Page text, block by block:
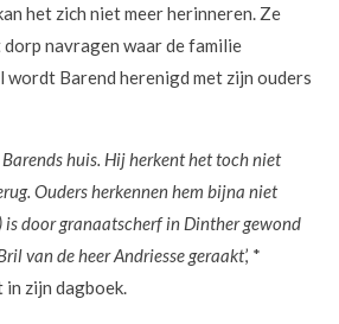
het zich niet meer herinneren. Ze
navragen waar de familie
wordt Barend herenigd met zijn ouders
huis. Hij herkent het toch niet
Ouders herkennen hem bijna niet
is door granaatscherf in Dinther gewond
van de heer Andriesse geraakt,’ *
zijn dagboek.